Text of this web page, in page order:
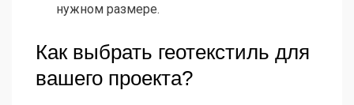
нужном размере.
Как выбрать геотекстиль для
вашего проекта?